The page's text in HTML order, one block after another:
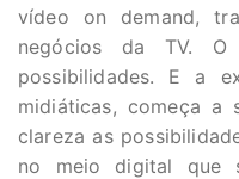
vídeo on demand,
negócios da TV.
possibilidades. E a
midiáticas, começa a
clareza as
no meio digital que